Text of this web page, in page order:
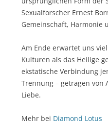
Sexualforscher Ernest
Gemeinschaft, Harmonie
Am Ende erwartet uns
Kulturen als das Heilige
ekstatische Verbindung
Trennung – getragen von
Liebe.
Mehr bei Diamond Lotus